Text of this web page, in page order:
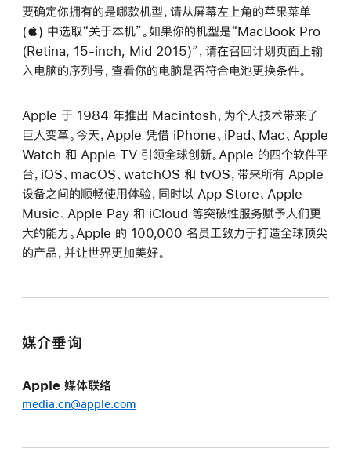
要确定你拥有的是哪款机型，请从屏幕左上角的苹果菜单
() 中选取“关于本机”。如果你的机型是“MacBook Pro
(Retina, 15-inch, Mid 2015)”，请在召回计划页面上输
入电脑的序列号，查看你的电脑是否符合电池更换条件。
Apple 于 1984 年推出 Macintosh，为个人技术带来了
巨大变革。今天，Apple 凭借 iPhone、iPad、Mac、Apple
Watch 和 Apple TV 引领全球创新。Apple 的四个软件平
台，iOS、macOS、watchOS 和 tvOS，带来所有 Apple
设备之间的顺畅使用体验，同时以 App Store、Apple
Music、Apple Pay 和 iCloud 等突破性服务赋予人们更
大的能力。Apple 的 100,000 名员工致力于打造全球顶尖
的产品，并让世界更加美好。
媒介垂询
Apple 媒体联络
media.cn@apple.com